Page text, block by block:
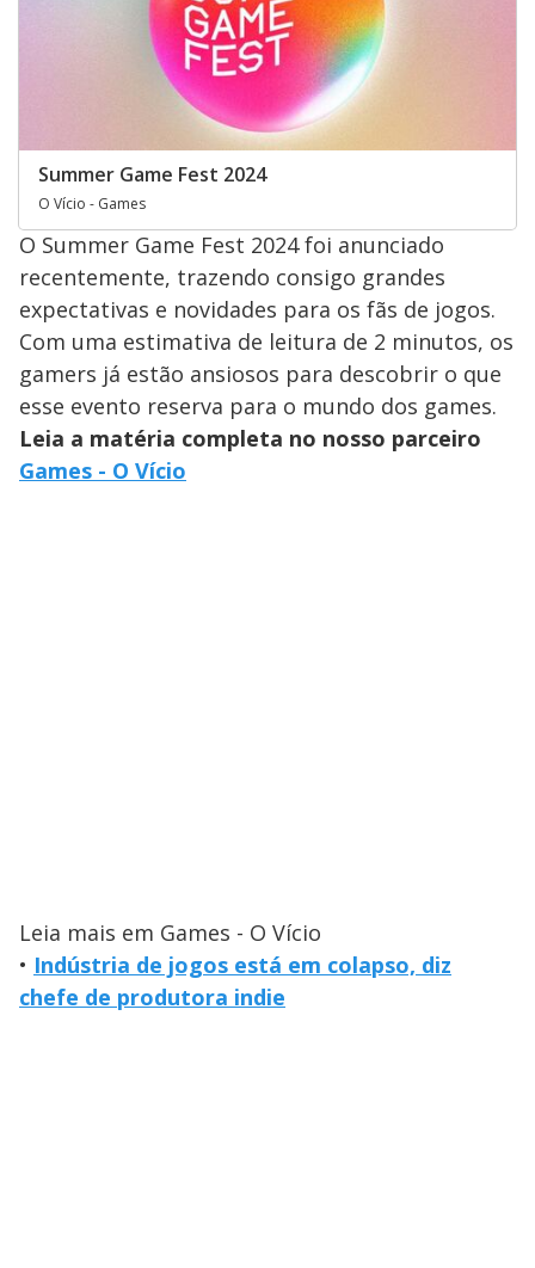
Summer Game Fest 2024
O Vício - Games
O Summer Game Fest 2024 foi anunciado
recentemente, trazendo consigo grandes
expectativas e novidades para os fãs de jogos.
Com uma estimativa de leitura de 2 minutos, os
gamers já estão ansiosos para descobrir o que
esse evento reserva para o mundo dos games.
Leia a matéria completa no nosso parceiro
Games - O Vício
Leia mais em Games - O Vício
• Indústria de jogos está em colapso, diz
chefe de produtora indie